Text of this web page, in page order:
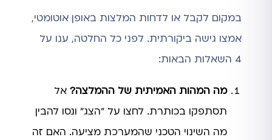
במקום לקבל או לדחות המלצות באופן אוטומטי,
אמצו גישה ביקורתית. לפני כל החלטה, ענו על
4 השאלות הבאות:
מה המהות האמיתית של ההמלצה? אל
תסתפקו בכותרת. לחצו על "הצג" ונסו להבין
מה השינוי הטכני שהמערכת מציעה. האם זה